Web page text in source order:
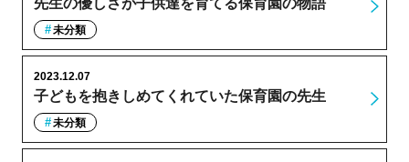
先生の優しさが子供達を育てる保育園の物語
未分類
子どもを抱きしめてくれていた保育園の先生
2023.12.07
未分類